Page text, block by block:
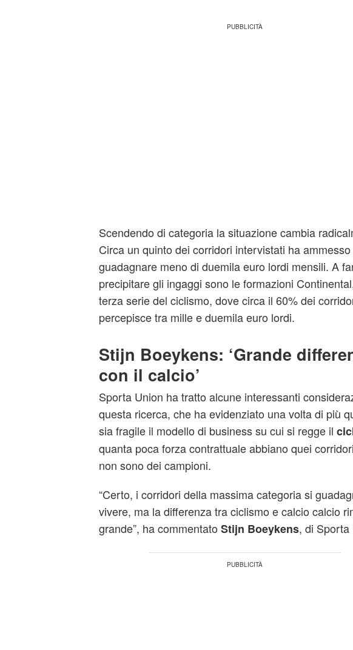
Scendendo di categoria la situazione cambia
Circa un quinto dei corridori intervistati ha ammesso
guadagnare meno di duemila euro lordi mensili. A
precipitare gli ingaggi sono le formazioni
terza serie del ciclismo, dove circa il 60% dei
percepisce tra mille e duemila euro lordi.
Stijn Boeykens: ‘Grande
con il calcio’
Sporta Union ha tratto alcune interessanti
questa ricerca, che ha evidenziato una volta di più
sia fragile il modello di business su cui si regge il
quanta poca forza contrattuale abbiano quei
non sono dei campioni.
“Certo, i corridori della massima categoria si
vivere, ma la differenza tra ciclismo e calcio calcio
grande”, ha commentato Stijn Boeykens, di Sporta